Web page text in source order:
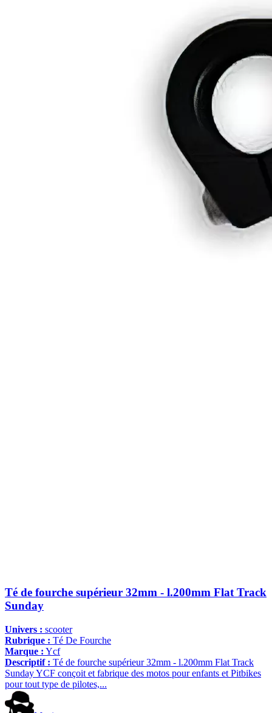
Té de fourche supérieur 32mm - l.200mm Flat Track
Sunday
Univers : scooter
Rubrique : Té De Fourche
Marque : Ycf
Descriptif : Té de fourche supérieur 32mm - l.200mm Flat Track
Sunday YCF conçoit et fabrique des motos pour enfants et Pitbikes
pour tout type de pilotes,...